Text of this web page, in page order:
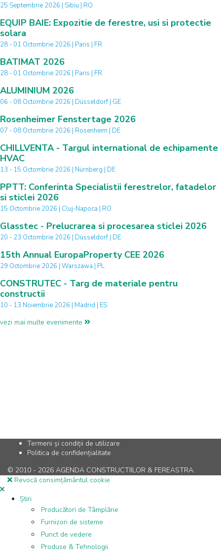
25 Septembrie 2026 | Sibiu | RO
EQUIP BAIE: Expozitie de ferestre, usi si protectie
solara
28 - 01 Octombrie 2026 | Paris | FR
BATIMAT 2026
28 - 01 Octombrie 2026 | Paris | FR
ALUMINIUM 2026
06 - 08 Octombrie 2026 | Düsseldorf | GE
Rosenheimer Fenstertage 2026
07 - 08 Octombrie 2026 | Rosenheim | DE
CHILLVENTA - Targul international de echipamente
HVAC
13 - 15 Octombrie 2026 | Nürnberg | DE
PPTT: Conferinta Specialistii ferestrelor, fatadelor
si sticlei 2026
15 Octombrie 2026 | Cluj-Napoca | RO
Glasstec - Prelucrarea si procesarea sticlei 2026
20 - 23 Octombrie 2026 | Düsseldorf | DE
15th Annual EuropaProperty CEE 2026
29 Octombrie 2026 | Warszawa | PL
CONSTRUTEC - Targ de materiale pentru
constructii
10 - 13 Noiembrie 2026 | Madrid | ES
vezi mai multe evenimente
Termeni și condiții de utilizare
Politica de confidențialitate
© 2010 - 2026 AGENDA CONSTRUCTIILOR & FEREASTRA.
Revocă consimțământul cookie
Știri
Producători de Tâmplărie
Furnizori de sisteme
Punct de vedere
Produse & Tehnologii